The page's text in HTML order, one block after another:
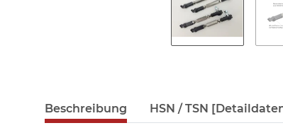
Beschreibung HSN / TSN